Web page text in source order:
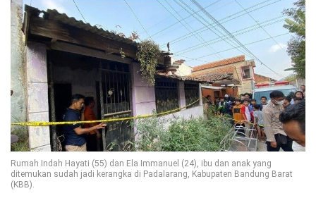
Rumah Indah Hayati (55) dan Ela Immanuel (24), ibu dan anak yang
ditemukan sudah jadi kerangka di Padalarang, Kabupaten Bandung Barat
(KBB).